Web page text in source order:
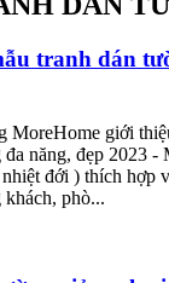
tranh dán
MoreHome giới
năng, đẹp 2023 -
đới ) thích hợp
phò...